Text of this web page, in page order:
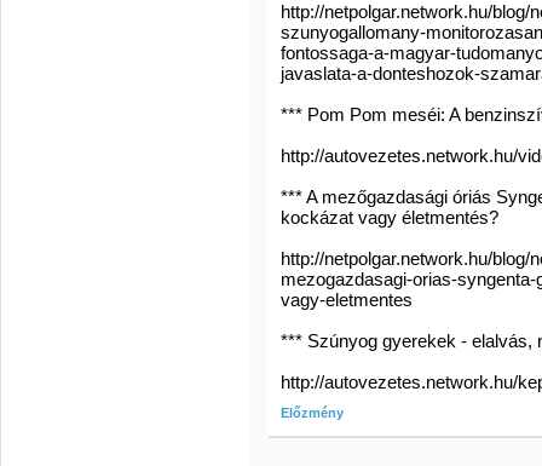
http://netpolgar.network.hu/blog/
szunyogallomany-
fontossaga-a-magyar-
javaslata-a-donteshozok-
*** Pom Pom meséi: A
http://autovezetes.network.hu/
*** A mezőgazdasági óriás
kockázat vagy életmentés?
http://netpolgar.network.hu/blog/
mezogazdasagi-orias-
vagy-eletmentes
*** Szúnyog gyerekek - elalvás,
http://autovezetes.network.hu/
Előzmény